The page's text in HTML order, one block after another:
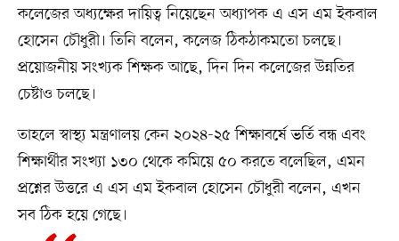
কলেজের অধ্যক্ষের দায়িত্ব নিয়েছেন অধ্যাপক এ এস এম ইকবাল
হোসেন চৌধুরী। তিনি বলেন, কলেজ ঠিকঠাকমতো চলছে।
প্রয়োজনীয় সংখ্যক শিক্ষক আছে, দিন দিন কলেজের উন্নতির
চেষ্টাও চলছে।
তাহলে স্বাস্থ্য মন্ত্রণালয় কেন ২০২৪-২৫ শিক্ষাবর্ষে ভর্তি বন্ধ এবং
শিক্ষার্থীর সংখ্যা ১৩০ থেকে কমিয়ে ৫০ করতে বলেছিল, এমন
প্রশ্নের উত্তরে এ এস এম ইকবাল হোসেন চৌধুরী বলেন, এখন
সব ঠিক হয়ে গেছে।